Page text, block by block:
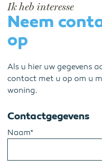
Ik heb interesse
Neem
op
Als u hier uw gegevens
contact met u op om u
woning.
Contactgegevens
Naam*